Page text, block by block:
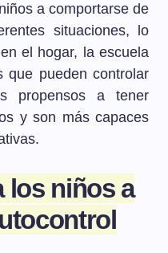
a comportarse de
situaciones, lo
el hogar, la escuela
que pueden controlar
propensos a tener
y son más capaces
los niños a